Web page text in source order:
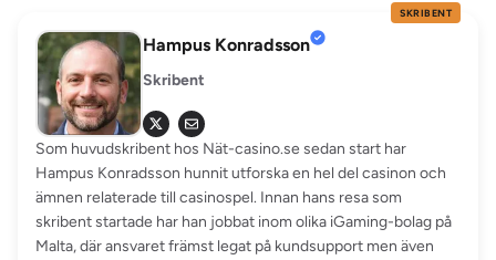
Hampus Konradsson
Skribent
Som huvudskribent hos Nät-casino.se sedan start har
Hampus Konradsson hunnit utforska en hel del casinon och
ämnen relaterade till casinospel. Innan hans resa som
skribent startade har han jobbat inom olika iGaming-bolag på
Malta, där ansvaret främst legat på kundsupport men även
SKRIBENT